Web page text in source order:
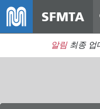
SFMTA
알림 최종 업